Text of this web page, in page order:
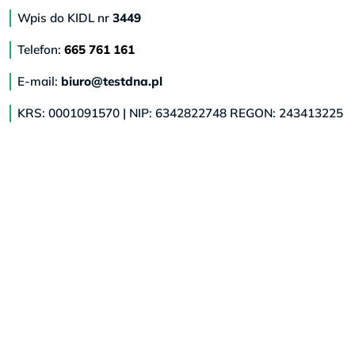
Wpis do KIDL nr 3449
Telefon: 665 761 161
E-mail: biuro@testdna.pl
KRS: 0001091570 | NIP: 6342822748 REGON: 243413225